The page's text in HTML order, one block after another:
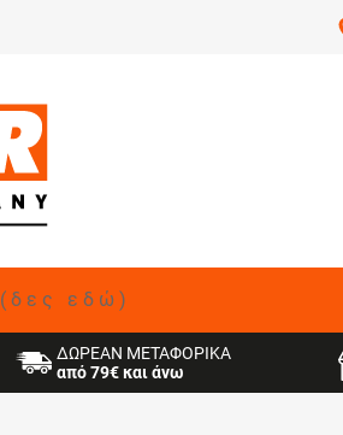
(δες εδώ)
ΔΩΡΕΑΝ ΜΕΤΑΦΟΡΙΚΑ
από 79€ και άνω